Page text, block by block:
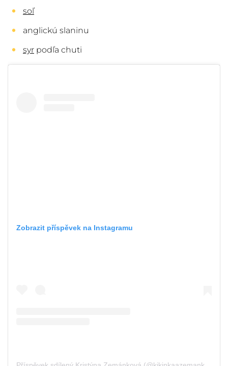
soľ
anglickú slaninu
syr podľa chuti
Zobrazit příspěvek na Instagramu